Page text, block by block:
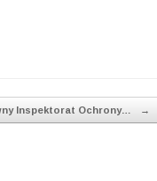
Inspektorat Ochrony… →